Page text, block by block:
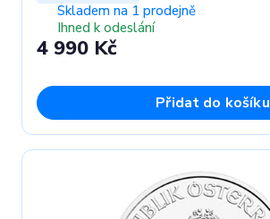
Skladem na 1 prodejně
Ihned k odeslání
4 990 Kč
Přidat do košíku